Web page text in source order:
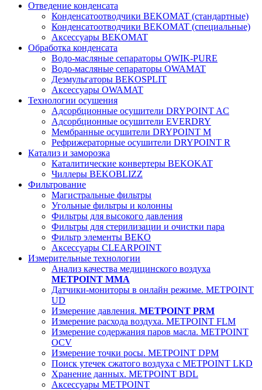
Отведение конденсата
Конденсатоотводчики BEKOMAT (стандартные)
Конденсатоотводчики BEKOMAT (специальные)
Аксессуары BEKOMAT
Обработка конденсата
Водо-масляные сепараторы QWIK-PURE
Водо-масляные сепараторы OWAMAT
Деэмульгаторы BEKOSPLIT
Аксессуары OWAMAT
Технологии осушения
Адсорбционные осушители DRYPOINT AC
Адсорбционные осушители EVERDRY
Мембранные осушители DRYPOINT M
Рефрижераторные осушители DRYPOINT R
Катализ и заморозка
Каталитические конвертеры BEKOKAT
Чиллеры BEKOBLIZZ
Фильтрование
Магистральные фильтры
Угольные фильтры и колонны
Фильтры для высокого давления
Фильтры для стерилизации и очистки пара
Фильтр элементы BEKO
Аксессуары CLEARPOINT
Измерительные технологии
Анализ качества медицинского воздуха
METPOINT MMA
Датчики-мониторы в онлайн режиме. METPOINT
UD
Измерение давления. METPOINT PRM
Измерение расхода воздуха. METPOINT FLM
Измерение содержания паров масла. METPOINT
OCV
Измерение точки росы. METPOINT DPM
Поиск утечек сжатого воздуха с METPOINT LKD
Хранение данных. METPOINT BDL
Аксессуары METPOINT